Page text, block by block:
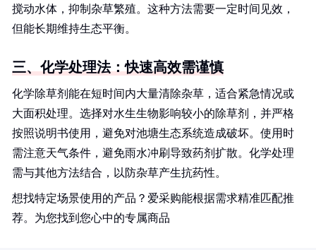
搅动水体，抑制杂草繁殖。这种方法需要一定时间见效，
但能长期维持生态平衡。
三、化学处理法：快速高效需谨慎
化学除草剂能在短时间内大量清除杂草，适合紧急情况或
大面积处理。选择对水生生物影响较小的除草剂，并严格
按照说明书使用，避免对池塘生态系统造成破坏。使用时
需注意天气条件，避免雨水冲刷导致药剂扩散。化学处理
需与其他方法结合，以防杂草产生抗药性。
想找特定场景使用的产品？爱采购能根据需求精准匹配推
荐。为您找到您心中的专属商品